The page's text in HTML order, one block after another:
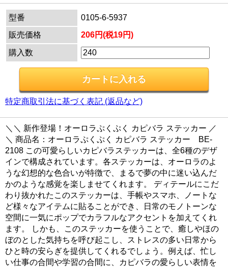
型番
0105-6-5937
販売価格
206円(税19円)
購入数
特定商取引法に基づく表記 (返品など)
＼＼ 新作登場！オーロラぷくぷく カピバラ ステッカー ／
＼ 商品名：オーロラぷくぷく カピバラ ステッカー BE-
2108 この可愛らしいカピバラステッカーは、全6種のデザ
インで構成されています。各ステッカーは、オーロラのよ
うな幻想的な色合いが特徴で、まるで夢の中に迷い込んだ
かのような感覚を楽しませてくれます。 ディテールにこだ
わり抜かれたこのステッカーは、手帳やスマホ、ノートな
ど様々なアイテムに貼ることができ、日常のモノトーンな
空間に一気にポップでカラフルなアクセントを加えてくれ
ます。 しかも、このステッカーを使うことで、癒しやほの
ぼのとした気持ちを呼び起こし、ストレスの多い日常から
ひと時の安らぎを提供してくれるでしょう。例えば、忙し
い仕事の合間や学習の合間に、カピバラの愛らしい表情を